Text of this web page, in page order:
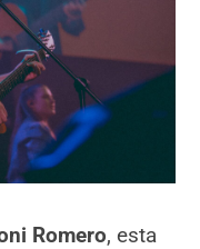
Romero, esta